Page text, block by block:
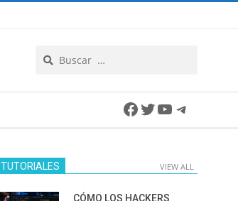
Facebook
Twitter
YouTube
TUTORIALES VIEW ALL
CÓMO LOS HACKERS